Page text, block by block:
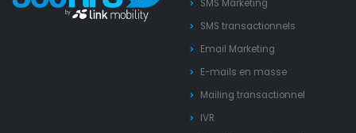
SMS Marketing
SMS transactionnels
Email Marketing
E-mails en masse
Mailing transactionnel
IVR